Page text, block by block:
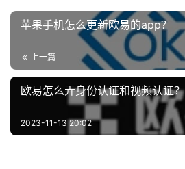
苹果手机怎么更新欧易的app？
上一篇
欧易怎么弄身份认证和视频认证？
2023-11-13 20:02